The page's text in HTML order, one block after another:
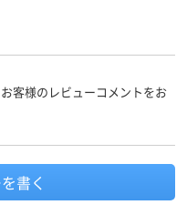
客様のレビューコメントをお
書く